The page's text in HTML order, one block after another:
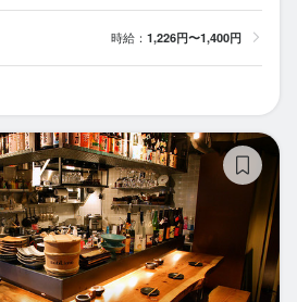
時給： 1,226円〜1,400円